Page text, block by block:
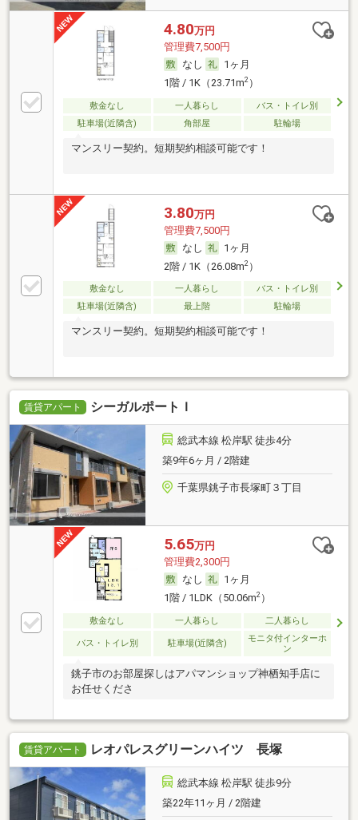
4.80万円
管理費7,500円
なし
1ヶ月
1階 / 1K（23.71m2）
敷金なし 一人暮らし
バス・トイレ別
駐車場(近隣含)
角部屋 駐輪場
マンスリー契約。短期契約相談可能です！
3.80万円
管理費7,500円
なし
1ヶ月
2階 / 1K（26.08m2）
敷金なし 一人暮らし
バス・トイレ別
駐車場(近隣含)
最上階 駐輪場
マンスリー契約。短期契約相談可能です！
賃貸アパート シーガルポートＩ
総武本線 松岸駅 徒歩4分
築9年6ヶ月 / 2階建
千葉県銚子市長塚町３丁目
5.65万円
管理費2,300円
なし
1ヶ月
1階 / 1LDK（50.06m2）
敷金なし 一人暮らし 二人暮らし
バス・トイレ別 駐車場(近隣含)
モニタ付インターホ
ン
銚子市のお部屋探しはアパマンショップ神栖知手店に
お任せくださ
賃貸アパート レオパレスグリーンハイツ 長塚
総武本線 松岸駅 徒歩9分
築22年11ヶ月 / 2階建